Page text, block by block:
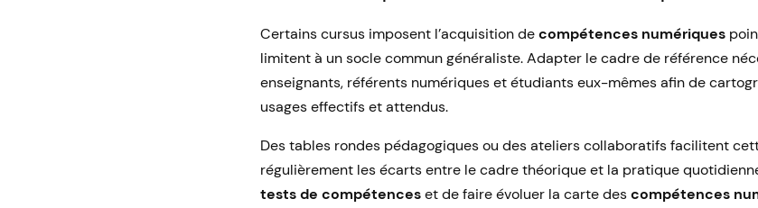
Certains cursus imposent l’acquisition decompétences numériques
limitent à un socle commun généraliste. Adapter le cadre de référence
enseignants, référents numériques et étudiants eux-mêmes afin de
usages effectifs et attendus.
Des tables rondes pédagogiques ou des ateliers collaboratifs facilitent
régulièrement les écarts entre le cadre théorique et la pratique
tests de compétenceset de faire évoluer la carte descompétences